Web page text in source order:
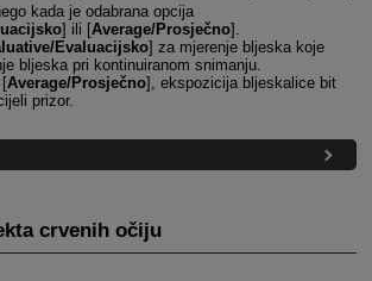
kada je odabrana opcija
] ili [Average/Prosječno].
Evaluacijsko] za mjerenje bljeska koje
bljeska pri kontinuiranom snimanju.
[Average/Prosječno], ekspozicija bljeskalice bit
prizor.
crvenih očiju